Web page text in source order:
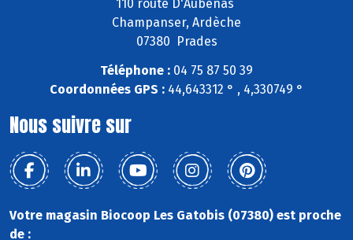
110 route D'Aubenas
Champanser, Ardèche
07380 Prades
Téléphone : 04 75 87 50 39
Coordonnées GPS : 44,643312 ° , 4,330749 °
Nous suivre sur
Votre magasin Biocoop Les Gatobis (07380) est proche
de :